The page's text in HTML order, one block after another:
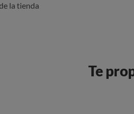
la tienda
Te